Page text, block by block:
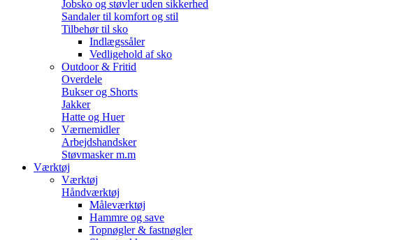
Jobsko og støvler uden sikkerhed
Sandaler til komfort og stil
Tilbehør til sko
Indlægssåler
Vedligehold af sko
Outdoor & Fritid
Overdele
Bukser og Shorts
Jakker
Hatte og Huer
Værnemidler
Arbejdshandsker
Støvmasker m.m
Værktøj
Værktøj
Håndværktøj
Måleværktøj
Hammre og save
Topnøgler & fastnøgler